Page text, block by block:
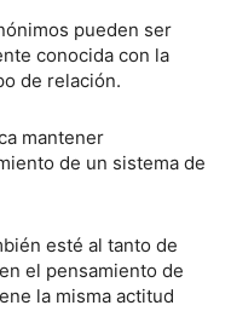
pueden ser
conocida con la
de relación.
mantener
de un sistema de
esté al tanto de
el pensamiento de
la misma actitud